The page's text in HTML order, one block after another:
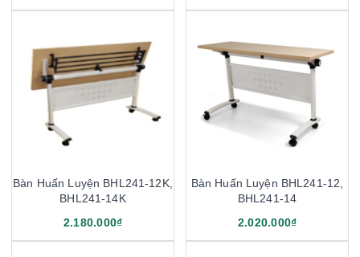
Bàn Huấn Luyện BHL241-12K,
BHL241-14K
2.180.000₫
Bàn Huấn Luyện BHL241-12,
BHL241-14
2.020.000₫